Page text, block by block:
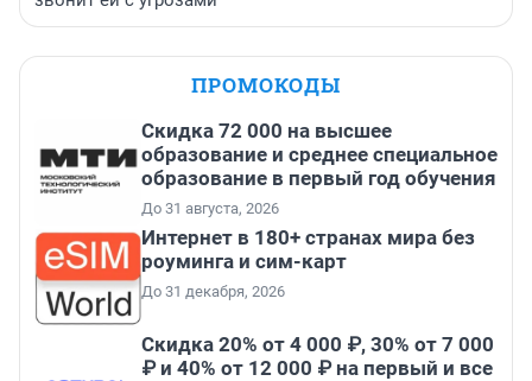
ПРОМОКОДЫ
Скидка 72 000 на высшее
образование и среднее специальное
образование в первый год обучения
До 31 августа, 2026
Интернет в 180+ странах мира без
роуминга и сим-карт
До 31 декабря, 2026
Скидка 20% от 4 000 ₽, 30% от 7 000
₽ и 40% от 12 000 ₽ на первый и все